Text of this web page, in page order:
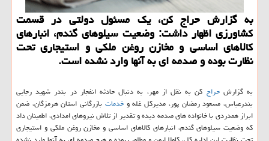
به گزارش حراج کن، یک مسئول دولتی در قسمت
کشاورزی اظهار داشت: وضعیت سیلوهای گندم، انبارهای
کالاهای اساسی و مخازن روغن ملکی و استیجاری تحت
نظارت بوده و صدمه ای به آنها وارد نشده است.
به گزارشحراج کن به نقل از مهر، به دنبال حادثه انفجار در بندر شهید رجایی
بندرعباس، مسعود رمضان پور، مدیرکل غله وخدمات بازرگانی استان هرمزگان، ضمن
ابراز همدردی با خانواده های صدمه دیده و تقدیر از تلاش نیروهای امدادی، اطمینان داد
که وضعیت سیلوهای گندم، انبارهای کالاهای اساسی و مخازن روغن ملکی و استیجاری